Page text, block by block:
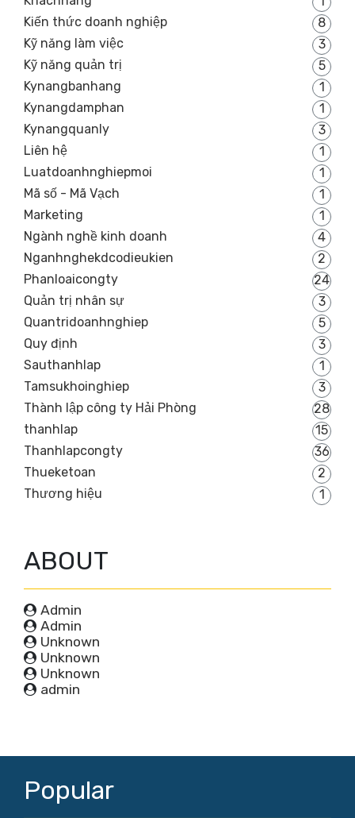
Kiến thức doanh nghiệp
8
Kỹ năng làm việc
3
Kỹ năng quản trị
5
Kynangbanhang
1
Kynangdamphan
1
Kynangquanly
3
Liên hệ
1
Luatdoanhnghiepmoi
1
Mã số - Mã Vạch
1
Marketing
1
Ngành nghề kinh doanh
4
Nganhnghekdcodieukien
2
Phanloaicongty
24
Quản trị nhân sự
3
Quantridoanhnghiep
5
Quy định
3
Sauthanhlap
1
Tamsukhoinghiep
3
Thành lập công ty Hải Phòng
28
thanhlap
15
Thanhlapcongty
36
Thueketoan
2
Thương hiệu
1
ABOUT
Admin
Admin
Unknown
Unknown
Unknown
admin
Popular